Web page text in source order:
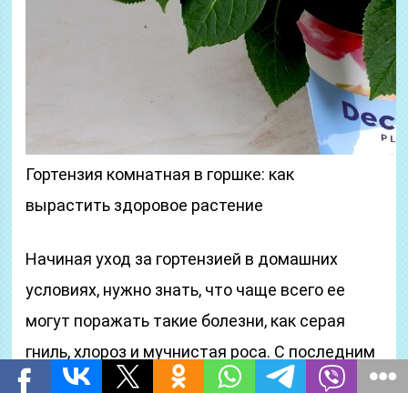
Гортензия комнатная в горшке: как
вырастить здоровое растение
Начиная уход за гортензией в домашних
условиях, нужно знать, что чаще всего ее
могут поражать такие болезни, как серая
гниль, хлороз и мучнистая роса. С последним
заболеванием прекрасно справляется смесь